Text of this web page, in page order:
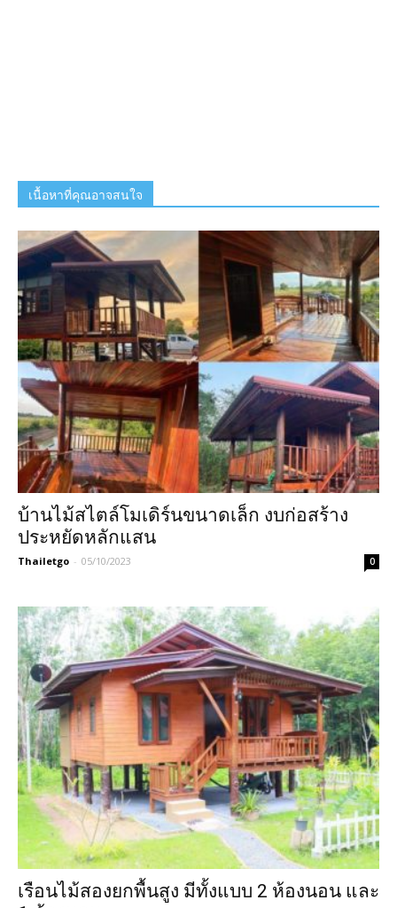
เนื้อหาที่คุณอาจสนใจ
บ้านไม้สไตล์โมเดิร์นขนาดเล็ก งบก่อสร้าง
ประหยัดหลักแสน
Thailetgo - 05/10/2023 0
เรือนไม้สองยกพื้นสูง มีทั้งแบบ 2 ห้องนอน และ